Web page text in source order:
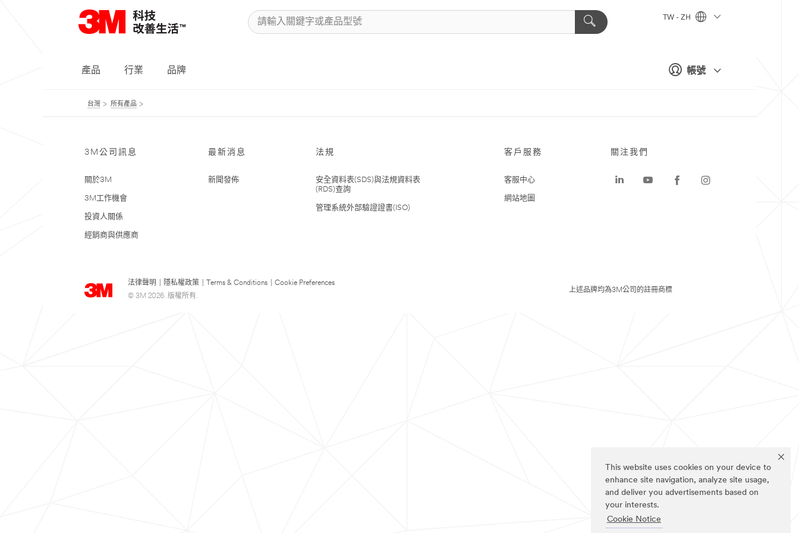
This website uses cookies on your device to
enhance site navigation, analyze site usage,
and deliver you advertisements based on
your interests.
Cookie Notice
帳號
TW - ZH
產品 行業 品牌
台灣 所有產品
3M公司訊息
關於3M
3M工作機會
投資人關係
經銷商與供應商
最新消息
新聞發佈
法規
安全資料表(SDS)與法規資料表
(RDS)查詢
管理系統外部驗證證書(ISO)
客戶服務
客服中心
網站地圖
法律聲明 隱私權政策 Terms & Conditions
Cookie Preferences
© 3M 2026. 版權所有.
關注我們
上述品牌均為3M公司的註冊商標